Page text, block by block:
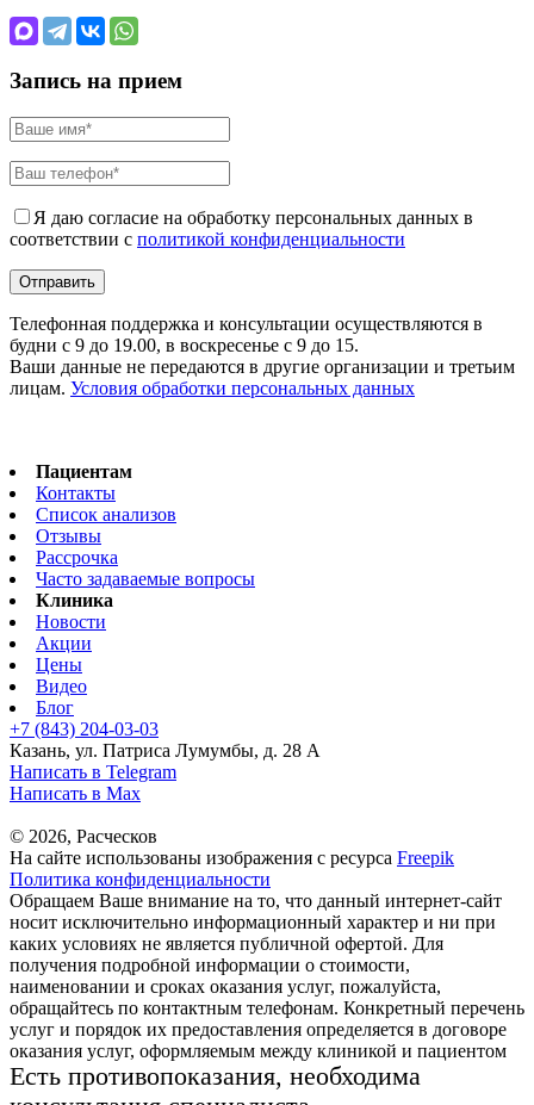
Запись на прием
Я даю согласие на обработку персональных данных в
соответствии с политикой конфиденциальности
Телефонная поддержка и консультации осуществляются в
будни с 9 до 19.00, в воскресенье с 9 до 15.
Ваши данные не передаются в другие организации и третьим
лицам. Условия обработки персональных данных
Пациентам
Контакты
Список анализов
Отзывы
Рассрочка
Часто задаваемые вопросы
Клиника
Новости
Акции
Цены
Видео
Блог
+7 (843) 204-03-03
Казань, ул. Патриса Лумумбы, д. 28 А
Написать в Telegram
Написать в Max
© 2026, Расческов
На сайте использованы изображения с ресурса Freepik
Политика конфиденциальности
Обращаем Ваше внимание на то, что данный интернет-сайт
носит исключительно информационный характер и ни при
каких условиях не является публичной офертой. Для
получения подробной информации о стоимости,
наименовании и сроках оказания услуг, пожалуйста,
обращайтесь по контактным телефонам. Конкретный перечень
услуг и порядок их предоставления определяется в договоре
оказания услуг, оформляемым между клиникой и пациентом
Есть противопоказания, необходима